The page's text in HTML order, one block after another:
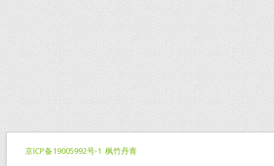
京ICP备19005992号-1 枫竹丹青